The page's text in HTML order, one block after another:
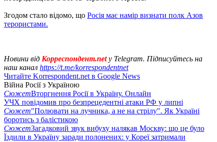
Згодом стало відомо, що Росія має намір визнати полк Азов
терористами.
Новини від Корреспондент.netу Telegram. Підписуйтесь на
наш канал https://t.me/korrespondentnet
Читайте Korrespondent.net в Google News
Війна Росії з Україною
СюжетВторгнення Росії в Україну. Онлайн
УЧХ повідомив про безпрецедентні атаки РФ у липні
Сюжет"Полювати на лучника, а не на стрілу". Як Україні
боротись з балістикою
СюжетЗагадковий звук вибуху налякав Москву: що це було
Їздили в Україну заради полонених: у Кореї затримали